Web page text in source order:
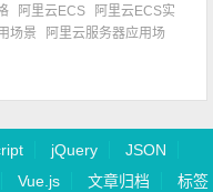
阿里云ECS
阿里云ECS实
场景
阿里云服务器应用场
jQuery
JSON
Vue.js 文章归档 标签